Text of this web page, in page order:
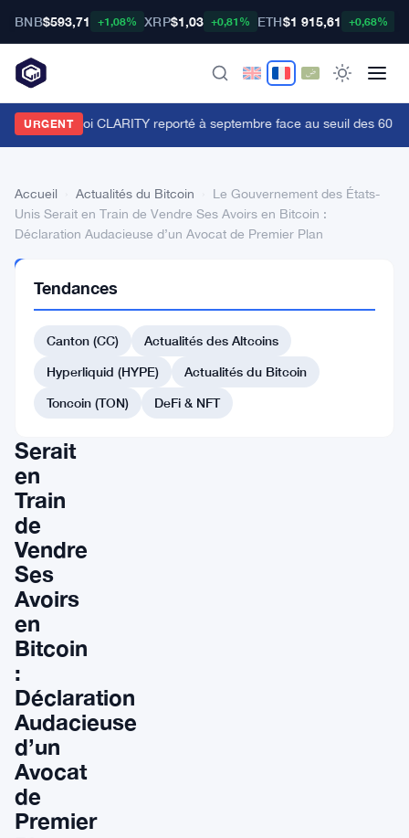
BNB$593,71 +1,08% XRP$1,03 +0,81% ETH$1 915,61 +0,68%
URGENT
vote sur la loi CLARITY reporté à septembre face au seuil des 60
Accueil Actualités du Bitcoin
Le Gouvernement des États-
Unis Serait en Train de Vendre Ses Avoirs en Bitcoin :
Déclaration Audacieuse d’un Avocat de Premier Plan
DU BITCOIN
Gouvernement
des
États-
Serait
en
Train
de
Vendre
Ses
Avoirs
en
Bitcoin
:
Déclaration
Audacieuse
d’un
Avocat
de
Premier
Tendances
Canton (CC)
Actualités des Altcoins
Hyperliquid (HYPE)
Actualités du Bitcoin
Toncoin (TON)
DeFi & NFT